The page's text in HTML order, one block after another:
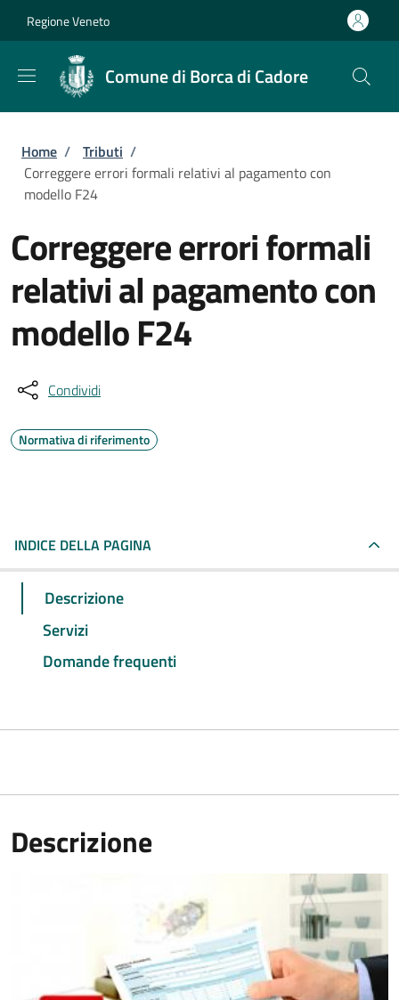
Regione Veneto
Comune di Borca di Cadore
Briciole di pane
Home / Tributi /
Correggere errori formali relativi al pagamento con
modello F24
Correggere errori formali
relativi al pagamento con
modello F24
Condividi
Normativa di riferimento
INDICE DELLA PAGINA
Descrizione
Servizi
Domande frequenti
Descrizione